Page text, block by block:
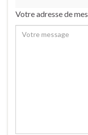
Votre adresse de